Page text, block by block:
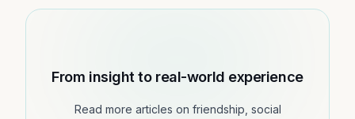
From insight to real-world experience
Read more articles on friendship, social